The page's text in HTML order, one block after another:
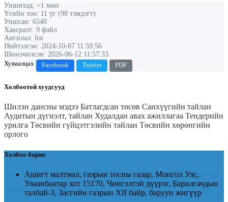
Уншихад: ~1 мин
Үгийн тоо: 11 үг (98 тэмдэгт)
Уншсан: 6540
Хавсралт: 9 файл
Ангилал: list
Нийтэлсэн: 2024-10-07 11:59:56
Шинэчилсэн: 2026-06-12 11:57:33
Хуваалцах
Facebook Twitter PDF
Холбоотой хуудсууд
Шилэн дансны мэдээ Батлагдсан төсөв Санхүүгийн тайлан
Аудитын дүгнэлт, тайлан Худалдан авах ажиллагаа Тендерийн
урилга Төсвийн гүйцэтгэлийн тайлан Төсвийн хөрөнгийн
орлого
Холбоо барих
Ашигт малтмал, газрын тосны газар, Монгол Улс,
Улаанбаатар хот 15170, Чингэлтэй дүүрэг, Барилгачдын
талбай-3, Засгийн газрын XII байр, баруун жигүүр